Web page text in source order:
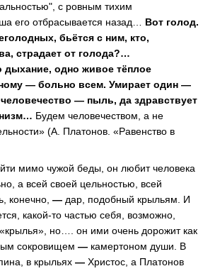
с ровным тихим
его отбрасывается назад… Вот голод.
бьётся с ним, кто,
страдает от голода?…
одно живое тёплое
— больно всем. Умирает один —
— пыль, да здравствует
Будем человечеством, а не
(А. Платонов. «Равенство в
мимо чужой беды, он любит человека
а всей своей цельностью, всей
конечно, — дар, подобный крыльям. И
какой-то частью себя, возможно,
но…. он ими очень дорожит как
сокровищем — камертоном души. В
в крыльях — Христос, а Платонов